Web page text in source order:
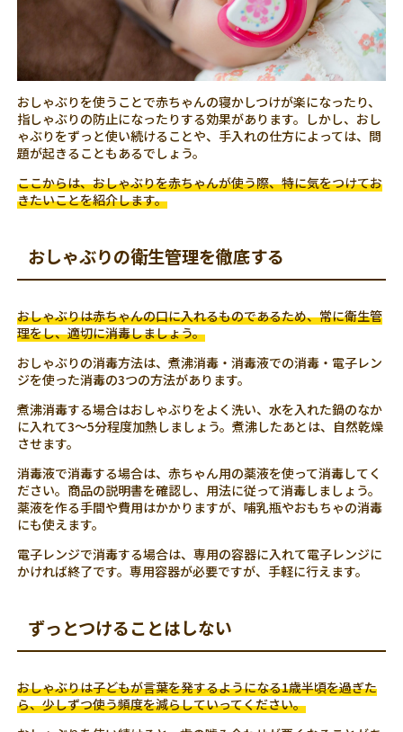
おしゃぶりを使うことで赤ちゃんの寝かしつけが楽になったり、
指しゃぶりの防止になったりする効果があります。しかし、おし
ゃぶりをずっと使い続けることや、手入れの仕方によっては、問
題が起きることもあるでしょう。
ここからは、おしゃぶりを赤ちゃんが使う際、特に気をつけてお
きたいことを紹介します。
おしゃぶりの衛生管理を徹底する
おしゃぶりは赤ちゃんの口に入れるものであるため、常に衛生管
理をし、適切に消毒しましょう。
おしゃぶりの消毒方法は、煮沸消毒・消毒液での消毒・電子レン
ジを使った消毒の3つの方法があります。
煮沸消毒する場合はおしゃぶりをよく洗い、水を入れた鍋のなか
に入れて3～5分程度加熱しましょう。煮沸したあとは、自然乾燥
させます。
消毒液で消毒する場合は、赤ちゃん用の薬液を使って消毒してく
ださい。商品の説明書を確認し、用法に従って消毒しましょう。
薬液を作る手間や費用はかかりますが、哺乳瓶やおもちゃの消毒
にも使えます。
電子レンジで消毒する場合は、専用の容器に入れて電子レンジに
かければ終了です。専用容器が必要ですが、手軽に行えます。
ずっとつけることはしない
おしゃぶりは子どもが言葉を発するようになる1歳半頃を過ぎた
ら、少しずつ使う頻度を減らしていってください。